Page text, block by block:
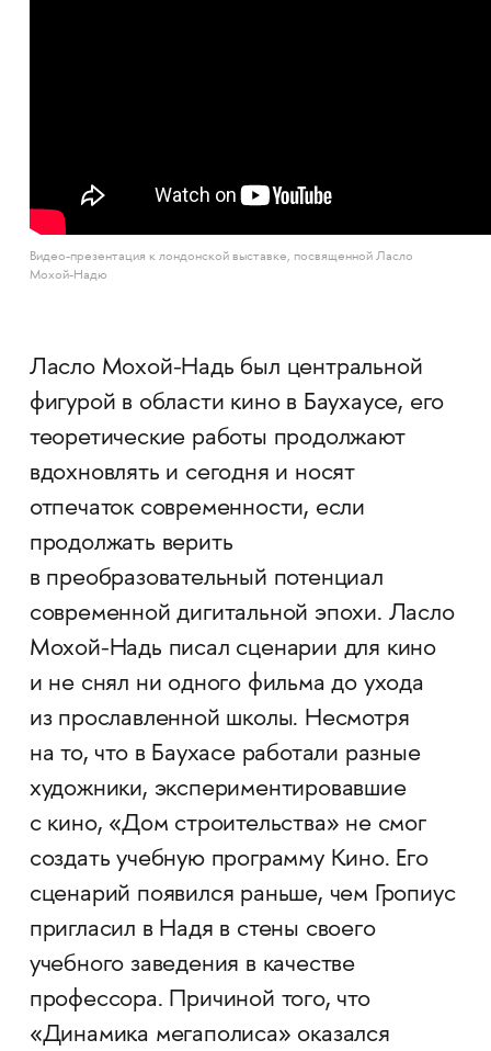
Видео-презентация к лондонской выставке, посвященной Ласло
Мохой-Надю
Ласло Мохой-Надь был центральной
фигурой в области кино в Баухаусе, его
теоретические работы продолжают
вдохновлять и сегодня и носят
отпечаток современности, если
продолжать верить
в преобразовательный потенциал
современной дигитальной эпохи. Ласло
Мохой-Надь писал сценарии для кино
и не снял ни одного фильма до ухода
из прославленной школы. Несмотря
на то, что в Баухасе работали разные
художники, экспериментировавшие
с кино, «Дом строительства» не смог
создать учебную программу Кино. Его
сценарий появился раньше, чем Гропиус
пригласил в Надя в стены своего
учебного заведения в качестве
профессора. Причиной того, что
«Динамика мегаполиса» оказался